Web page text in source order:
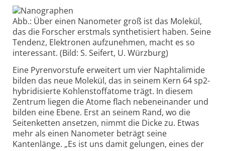
Abb.: Über einen Nanometer groß ist das Molekül,
das die Forscher erstmals synthetisiert haben. Seine
Tendenz, Elektronen aufzunehmen, macht es so
interessant. (Bild: S. Seifert, U. Würzburg)
Eine Pyrenvorstufe erweitert um vier Naphtalimide
bilden das neue Molekül, das in seinem Kern 64 sp2-
hybridisierte Kohlenstoffatome trägt. In diesem
Zentrum liegen die Atome flach nebeneinander und
bilden eine Ebene. Erst an seinem Rand, wo die
Seitenketten ansetzen, nimmt die Dicke zu. Etwas
mehr als einen Nanometer beträgt seine
Kantenlänge. „Es ist uns damit gelungen, eines der